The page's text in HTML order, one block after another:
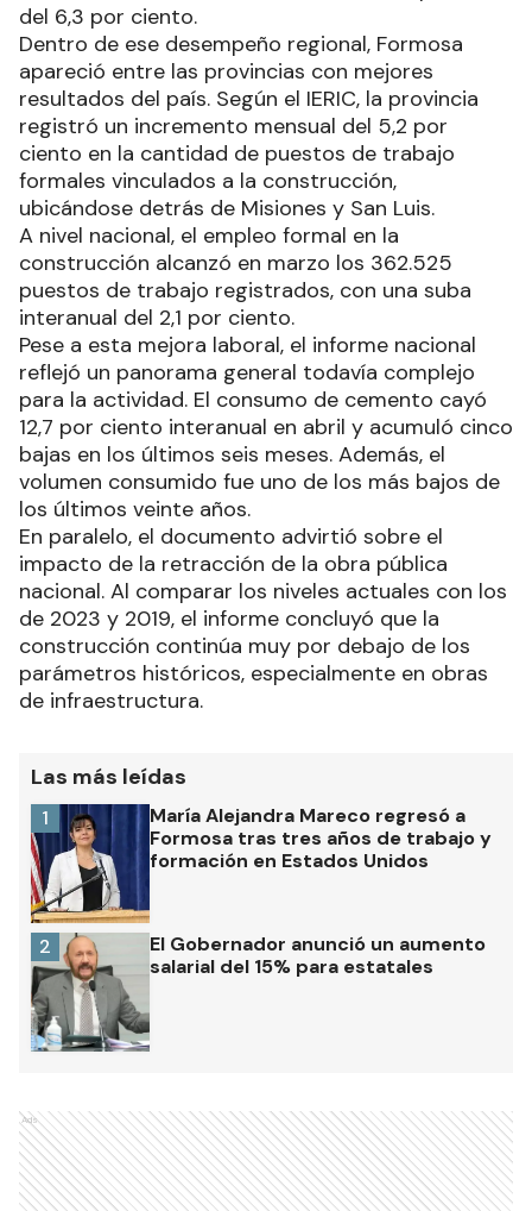
del 6,3 por ciento.
Dentro de ese desempeño regional, Formosa
apareció entre las provincias con mejores
resultados del país. Según el IERIC, la provincia
registró un incremento mensual del 5,2 por
ciento en la cantidad de puestos de trabajo
formales vinculados a la construcción,
ubicándose detrás de Misiones y San Luis.
A nivel nacional, el empleo formal en la
construcción alcanzó en marzo los 362.525
puestos de trabajo registrados, con una suba
interanual del 2,1 por ciento.
Pese a esta mejora laboral, el informe nacional
reflejó un panorama general todavía complejo
para la actividad. El consumo de cemento cayó
12,7 por ciento interanual en abril y acumuló cinco
bajas en los últimos seis meses. Además, el
volumen consumido fue uno de los más bajos de
los últimos veinte años.
En paralelo, el documento advirtió sobre el
impacto de la retracción de la obra pública
nacional. Al comparar los niveles actuales con los
de 2023 y 2019, el informe concluyó que la
construcción continúa muy por debajo de los
parámetros históricos, especialmente en obras
de infraestructura.
Las más leídas
María Alejandra Mareco regresó a
Formosa tras tres años de trabajo y
formación en Estados Unidos
1
El Gobernador anunció un aumento
salarial del 15% para estatales
2
Ads